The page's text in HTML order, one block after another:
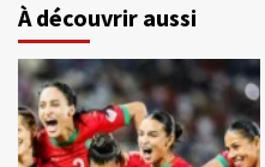
À découvrir aussi